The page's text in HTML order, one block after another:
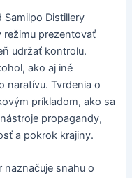
Distillery
prezentovať
udržať kontrolu.
ako aj iné
naratívu. Tvrdenia o
príkladom, ako sa
propagandy,
a pokrok krajiny.
naznačuje snahu o